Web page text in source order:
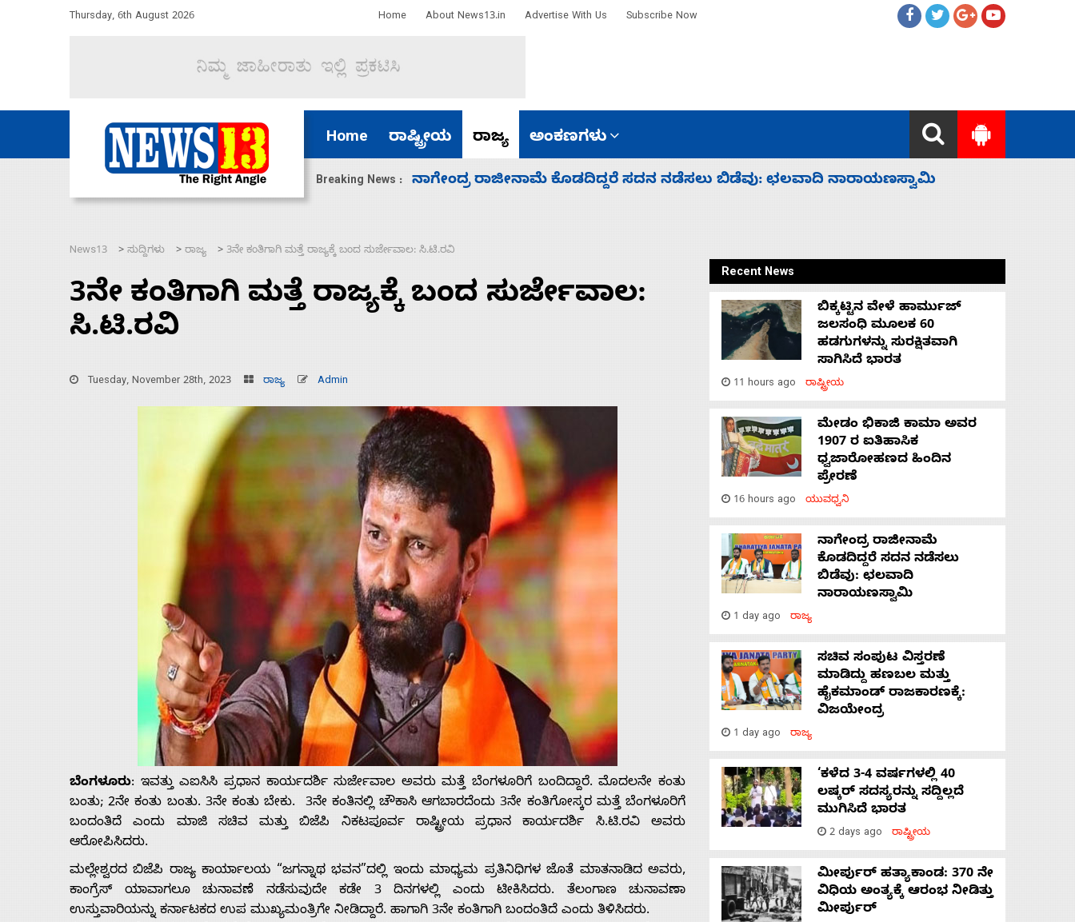
Thursday, 6th August 2026 Home About News13.in Advertise With Us Subscribe Now
Home ರಾಷ್ಟ್ರೀಯ ರಾಜ್ಯ ಅಂಕಣಗಳು
Breaking News :
ಸದನ ನಡೆಸಲು ಬಿಡೆವು: ಛಲವಾದಿ ನಾರಾಯಣಸ್ವಾಮಿ ಸಚಿವ ಸಂಪುಟ ವಿಸ್ತರಣೆ ಮಾಡಿದ್ದು ಹಣಬಲ ಮತ್ತು ಹೈಕಮಾಂಡ್ ರಾಜಕಾರಣಕ್ಕೆ: ವಿಜಯೇಂದ್ರ
Advertise
News13 > ಸುದ್ದಿಗಳು > ರಾಜ್ಯ > 3ನೇ ಕಂತಿಗಾಗಿ ಮತ್ತೆ ರಾಜ್ಯಕ್ಕೆ ಬಂದ ಸುರ್ಜೇವಾಲ: ಸಿ.ಟಿ.ರವಿ
3ನೇ ಕಂತಿಗಾಗಿ ಮತ್ತೆ ರಾಜ್ಯಕ್ಕೆ ಬಂದ ಸುರ್ಜೇವಾಲ:
ಸಿ.ಟಿ.ರವಿ
Tuesday, November 28th, 2023 ರಾಜ್ಯ Admin
ಬೆಂಗಳೂರು: ಇವತ್ತು ಎಐಸಿಸಿ ಪ್ರಧಾನ ಕಾರ್ಯದರ್ಶಿ ಸುರ್ಜೇವಾಲ ಅವರು ಮತ್ತೆ ಬೆಂಗಳೂರಿಗೆ ಬಂದಿದ್ದಾರೆ. ಮೊದಲನೇ ಕಂತು
ಬಂತು; 2ನೇ ಕಂತು ಬಂತು. 3ನೇ ಕಂತು ಬೇಕು. 3ನೇ ಕಂತಿನಲ್ಲಿ ಚೌಕಾಸಿ ಆಗಬಾರದೆಂದು 3ನೇ ಕಂತಿಗೋಸ್ಕರ ಮತ್ತೆ ಬೆಂಗಳೂರಿಗೆ
ಬಂದಂತಿದೆ ಎಂದು ಮಾಜಿ ಸಚಿವ ಮತ್ತು ಬಿಜೆಪಿ ನಿಕಟಪೂರ್ವ ರಾಷ್ಟ್ರೀಯ ಪ್ರಧಾನ ಕಾರ್ಯದರ್ಶಿ ಸಿ.ಟಿ.ರವಿ ಅವರು
ಆರೋಪಿಸಿದರು.
ಮಲ್ಲೇಶ್ವರದ ಬಿಜೆಪಿ ರಾಜ್ಯ ಕಾರ್ಯಾಲಯ “ಜಗನ್ನಾಥ ಭವನ”ದಲ್ಲಿ ಇಂದು ಮಾಧ್ಯಮ ಪ್ರತಿನಿಧಿಗಳ ಜೊತೆ ಮಾತನಾಡಿದ ಅವರು,
ಕಾಂಗ್ರೆಸ್ ಯಾವಾಗಲೂ ಚುನಾವಣೆ ನಡೆಸುವುದೇ ಕಡೇ 3 ದಿನಗಳಲ್ಲಿ ಎಂದು ಟೀಕಿಸಿದರು. ತೆಲಂಗಾಣ ಚುನಾವಣಾ
ಉಸ್ತುವಾರಿಯನ್ನು ಕರ್ನಾಟಕದ ಉಪ ಮುಖ್ಯಮಂತ್ರಿಗೇ ನೀಡಿದ್ದಾರೆ. ಹಾಗಾಗಿ 3ನೇ ಕಂತಿಗಾಗಿ ಬಂದಂತಿದೆ ಎಂದು ತಿಳಿಸಿದರು.
Recent News
ಬಿಕ್ಕಟ್ಟಿನ ವೇಳೆ ಹಾರ್ಮುಜ್
ಜಲಸಂಧಿ ಮೂಲಕ 60
ಹಡಗುಗಳನ್ನು ಸುರಕ್ಷಿತವಾಗಿ
ಸಾಗಿಸಿದೆ ಭಾರತ
11 hours ago ರಾಷ್ಟ್ರೀಯ
ಮೇಡಂ ಭಿಕಾಜಿ ಕಾಮಾ ಅವರ
1907 ರ ಐತಿಹಾಸಿಕ
ಧ್ವಜಾರೋಹಣದ ಹಿಂದಿನ
ಪ್ರೇರಣೆ
16 hours ago ಯುವಧ್ವನಿ
ನಾಗೇಂದ್ರ ರಾಜೀನಾಮೆ
ಕೊಡದಿದ್ದರೆ ಸದನ ನಡೆಸಲು
ಬಿಡೆವು: ಛಲವಾದಿ
ನಾರಾಯಣಸ್ವಾಮಿ
1 day ago ರಾಜ್ಯ
ಸಚಿವ ಸಂಪುಟ ವಿಸ್ತರಣೆ
ಮಾಡಿದ್ದು ಹಣಬಲ ಮತ್ತು
ಹೈಕಮಾಂಡ್ ರಾಜಕಾರಣಕ್ಕೆ:
ವಿಜಯೇಂದ್ರ
1 day ago ರಾಜ್ಯ
‘ಕಳೆದ 3-4 ವರ್ಷಗಳಲ್ಲಿ 40
ಲಷ್ಕರ್ ಸದಸ್ಯರನ್ನು ಸದ್ದಿಲ್ಲದೆ
ಮುಗಿಸಿದೆ ಭಾರತ
2 days ago ರಾಷ್ಟ್ರೀಯ
ಮೀರ್ಪುರ್ ಹತ್ಯಾಕಾಂಡ: 370 ನೇ
ವಿಧಿಯ ಅಂತ್ಯಕ್ಕೆ ಆರಂಭ ನೀಡಿತ್ತು
ಮೀರ್ಪುರ್